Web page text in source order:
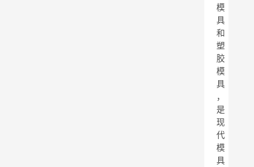
模
具
和
塑
胶
模
具
，
是
现
代
模
具